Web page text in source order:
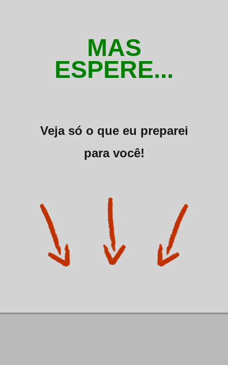
MAS
ESPERE...
Veja só o que eu preparei
para você!